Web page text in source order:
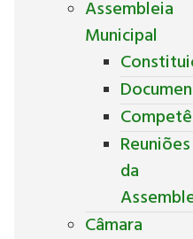
Assembleia
Municipal
Reuniões
da
Câmara